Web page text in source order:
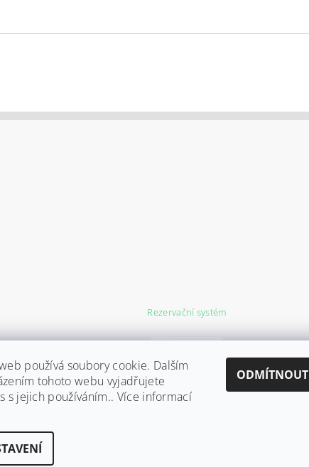
Rezervační systém
Upravit nastavení cookies
používá soubory cookie. Dalším
tohoto webu vyjadřujete
s jejich používáním.. Více informací
ODMÍTNOUT